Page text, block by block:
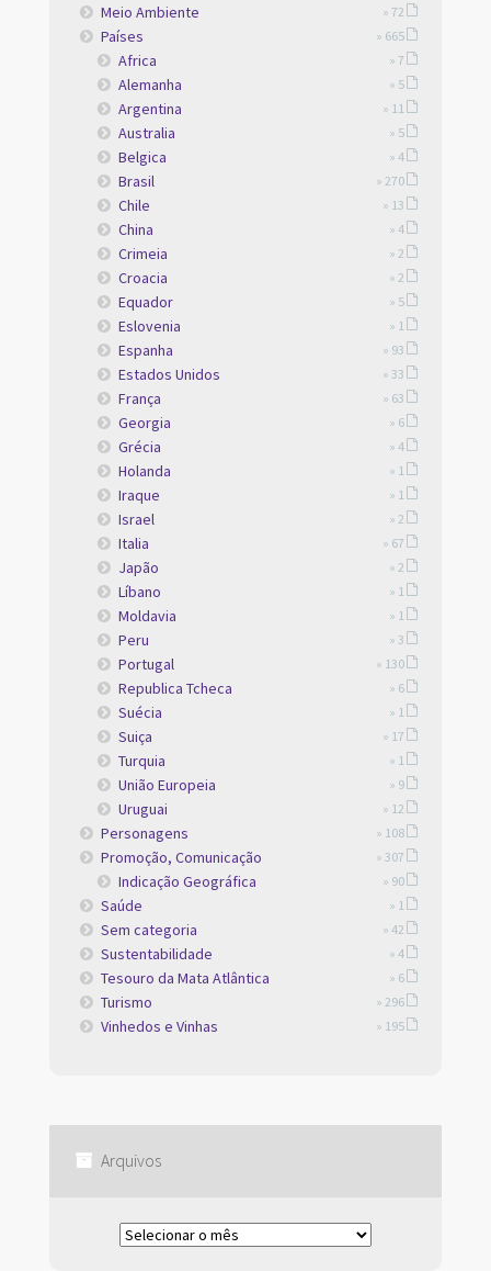
Meio Ambiente » 72
Países » 665
Africa » 7
Alemanha » 5
Argentina » 11
Australia » 5
Belgica » 4
Brasil » 270
Chile » 13
China » 4
Crimeia » 2
Croacia » 2
Equador » 5
Eslovenia » 1
Espanha » 93
Estados Unidos » 33
França » 63
Georgia » 6
Grécia » 4
Holanda » 1
Iraque » 1
Israel » 2
Italia » 67
Japão » 2
Líbano » 1
Moldavia » 1
Peru » 3
Portugal » 130
Republica Tcheca » 6
Suécia » 1
Suiça » 17
Turquia » 1
União Europeia » 9
Uruguai » 12
Personagens » 108
Promoção, Comunicação » 307
Indicação Geográfica » 90
Saúde » 1
Sem categoria » 42
Sustentabilidade » 4
Tesouro da Mata Atlântica » 6
Turismo » 296
Vinhedos e Vinhas » 195
Arquivos